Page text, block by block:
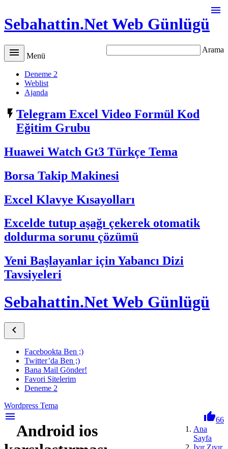
Sebahattin.Net Web Günlügü

Arama
 Menü
Deneme 2
Weblist
Ajanda
 Telegram Excel Video Formül Kod
Eğitim Grubu
Huawei Watch Gt3 Türkçe Tema
Borsa Takip Makinesi
Excel Klavye Kısayolları
Excelde tutup aşağı çekerek otomatik
doldurma sorunu çözümü
Yeni Başlayanlar için Yabancı Dizi
Tavsiyeleri
Sebahattin.Net Web Günlügü

Facebookta Ben ;)
Twitter’da Ben ;)
Bana Mail Gönder!
Favori Sitelerim
Deneme 2
Wordpress Tema
menu
Android ios
66
Ana
Sayfa